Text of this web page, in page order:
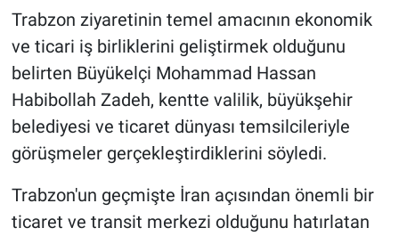
Trabzon ziyaretinin temel amacının ekonomik
ve ticari iş birliklerini geliştirmek olduğunu
belirten Büyükelçi Mohammad Hassan
Habibollah Zadeh, kentte valilik, büyükşehir
belediyesi ve ticaret dünyası temsilcileriyle
görüşmeler gerçekleştirdiklerini söyledi.
Trabzon'un geçmişte İran açısından önemli bir
ticaret ve transit merkezi olduğunu hatırlatan